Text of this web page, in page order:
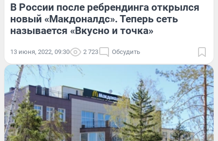
В России после ребрендинга открылся
новый «Макдоналдс». Теперь сеть
называется «Вкусно и точка»
13 июня, 2022, 09:30 2 723 Обсудить